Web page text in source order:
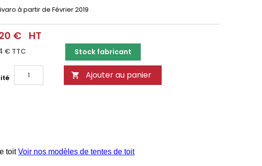
à partir de Février 2019
€ HT
€TTC Stock fabricant
 Ajouter au panier
toitVoir nos modèles de tentes de toit